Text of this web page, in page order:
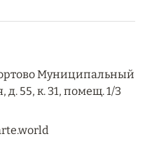
Муниципальный
д. 55, к. 31, помещ. 1/3